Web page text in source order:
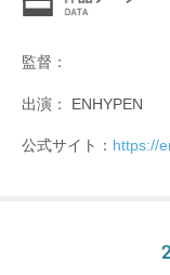
監督：
出演： ENHYPEN
公式サイト： https://